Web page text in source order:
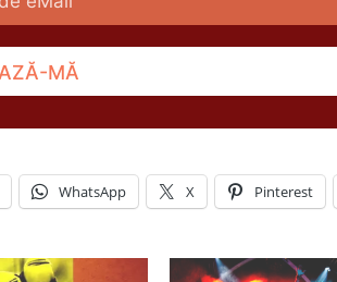
WhatsApp X Pinterest